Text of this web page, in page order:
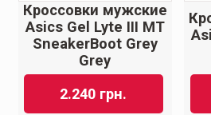
Кроссовки мужские
Asics Gel Lyte III MT
SneakerBoot Grey
Grey
2.240 грн.